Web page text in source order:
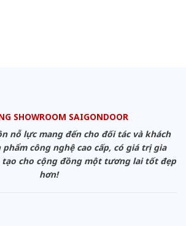
SHOWROOM SAIGONDOOR
nỗ lực mang đến cho đối tác và khách
công nghệ cao cấp, có giá trị gia
tạo cho cộng đồng một tương lai tốt đẹp
hơn!